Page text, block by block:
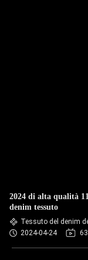
2024 di alta qualità
denim tessuto
Tessuto del denim
2024-04-24